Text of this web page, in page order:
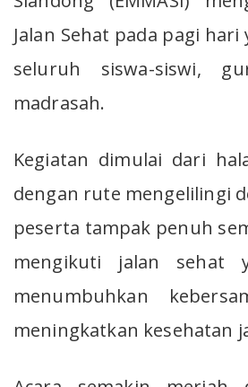
Jalan Sehat pada pagi
seluruh siswa-siswi,
madrasah.
Kegiatan dimulai dari
dengan rute mengelilingi
peserta tampak penuh
mengikuti jalan sehat
menumbuhkan
meningkatkan kesehatan